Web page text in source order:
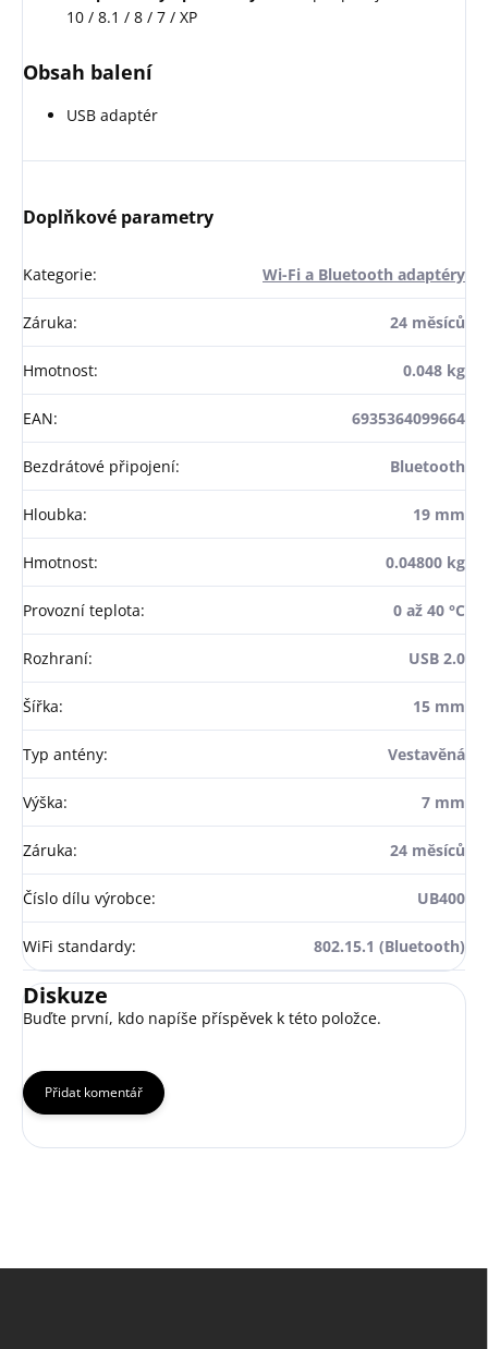
10 / 8.1 / 8 / 7 / XP
Obsah balení
USB adaptér
Doplňkové parametry
Kategorie: Wi-Fi a Bluetooth adaptéry
Záruka: 24 měsíců
Hmotnost: 0.048 kg
EAN: 6935364099664
Bezdrátové připojení: Bluetooth
Hloubka: 19 mm
Hmotnost: 0.04800 kg
Provozní teplota: 0 až 40 °C
Rozhraní: USB 2.0
Šířka: 15 mm
Typ antény: Vestavěná
Výška: 7 mm
Záruka: 24 měsíců
Číslo dílu výrobce: UB400
WiFi standardy: 802.15.1 (Bluetooth)
Diskuze
Buďte první, kdo napíše příspěvek k této položce.
Přidat komentář